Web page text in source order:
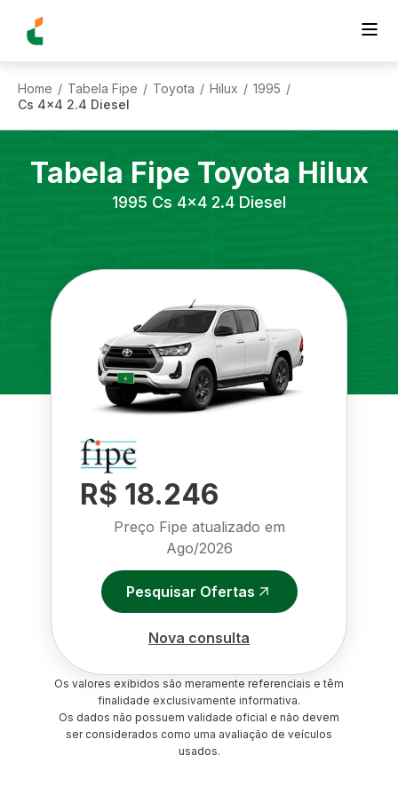
Home / Tabela Fipe / Toyota / Hilux / 1995 /
Cs 4x4 2.4 Diesel
Tabela Fipe Toyota Hilux
1995 Cs 4x4 2.4 Diesel
R$ 18.246
Preço Fipe atualizado em
Ago/2026
Pesquisar Ofertas
Nova consulta
Os valores exibidos são meramente referenciais e têm
finalidade exclusivamente informativa.
Os dados não possuem validade oficial e não devem
ser considerados como uma avaliação de veículos
usados.